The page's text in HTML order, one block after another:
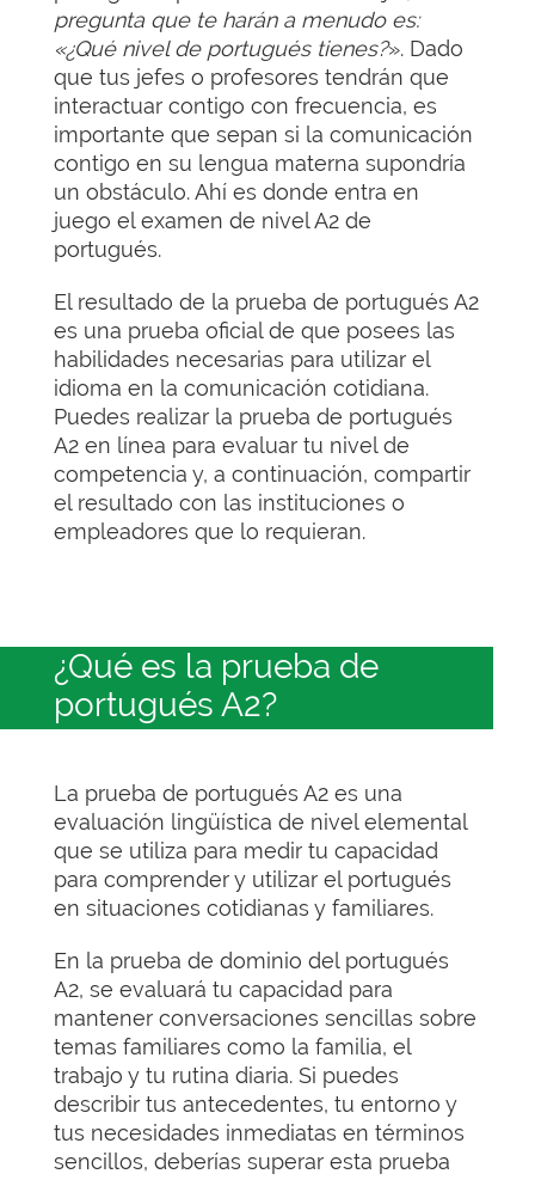
pregunta que te harán a menudo es:
«¿Qué nivel de portugués tienes?». Dado
que tus jefes o profesores tendrán que
interactuar contigo con frecuencia, es
importante que sepan si la comunicación
contigo en su lengua materna supondría
un obstáculo. Ahí es donde entra en
juego el examen de nivel A2 de
portugués.
El resultado de la prueba de portugués A2
es una prueba oficial de que posees las
habilidades necesarias para utilizar el
idioma en la comunicación cotidiana.
Puedes realizar la prueba de portugués
A2 en línea para evaluar tu nivel de
competencia y, a continuación, compartir
el resultado con las instituciones o
empleadores que lo requieran.
¿Qué es la prueba de
portugués A2?
La prueba de portugués A2 es una
evaluación lingüística de nivel elemental
que se utiliza para medir tu capacidad
para comprender y utilizar el portugués
en situaciones cotidianas y familiares.
En la prueba de dominio del portugués
A2, se evaluará tu capacidad para
mantener conversaciones sencillas sobre
temas familiares como la familia, el
trabajo y tu rutina diaria. Si puedes
describir tus antecedentes, tu entorno y
tus necesidades inmediatas en términos
sencillos, deberías superar esta prueba